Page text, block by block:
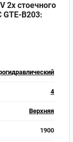
2х стоечного
GTE-B203:
4
Верхняя
1900